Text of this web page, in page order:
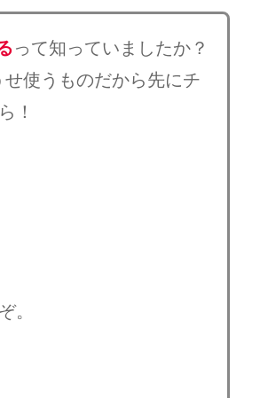
って知っていましたか？
使うものだから先にチ
！
。